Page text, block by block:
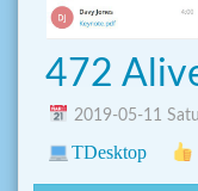
472
2019-05-11
TDesktop